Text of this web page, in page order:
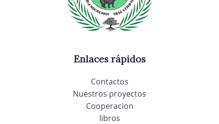
Enlaces rápidos
Contactos
Nuestros proyectos
Cooperacion
libros